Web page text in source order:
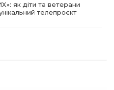
як діти та ветерани
телепроєкт
дому
собі, або як уникнути